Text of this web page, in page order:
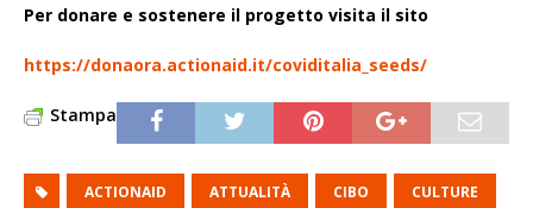
Per donare e sostenere il progetto visita il sito
https://donaora.actionaid.it/coviditalia_seeds/
Stampa
ACTIONAID ATTUALITÀ CIBO CULTURE